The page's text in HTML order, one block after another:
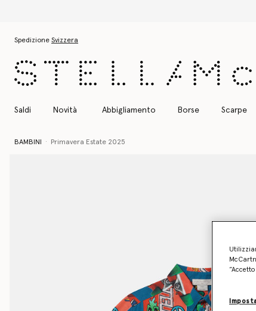
Spedizione Svizzera
Saldi Novità Abbigliamento Borse Scarpe
BAMBINI Primavera Estate 2025